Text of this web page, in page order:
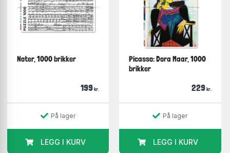
Noter, 1000 brikker
199 kr.
På lager
LEGG I KURV
Picasso: Dora Maar, 1000
brikker
229 kr.
På lager
LEGG I KURV